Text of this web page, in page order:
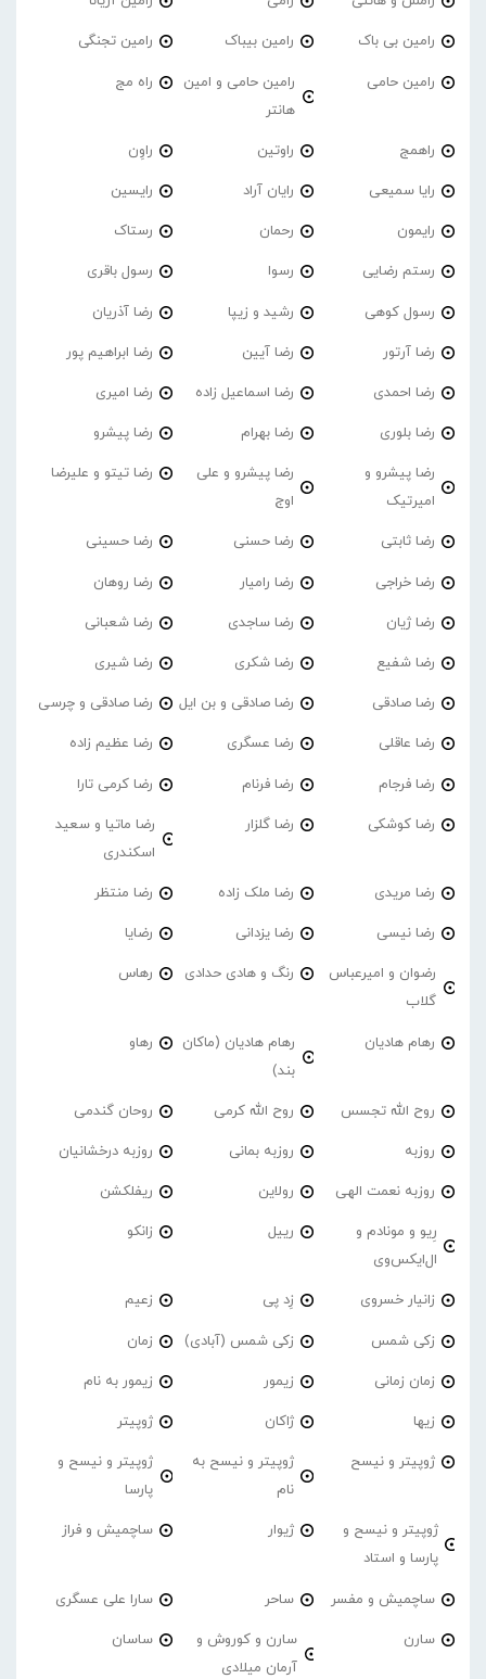
رامین بی باک رامین بیباک رامین تجنگی
رامین حامی
رامین حامی و امین
هانتر
راه مج
راهمج راوتین راوِن
رایا سمیعی رایان آراد رایسین
رایمون رحمان رستاک
رستم رضایی رسوا رسول باقری
رسول کوهی رشید و زیپا رضا آذریان
رضا آرتور رضا آیین رضا ابراهیم پور
رضا احمدی رضا اسماعیل زاده رضا امیری
رضا بلوری رضا بهرام رضا پیشرو
رضا پیشرو و
امیرتیک
رضا پیشرو و علی
اوج
رضا تیتو و علیرضا
رضا ثابتی رضا حسنی رضا حسینی
رضا خراجی رضا رامیار رضا روهان
رضا ژیان رضا ساجدی رضا شعبانی
رضا شفیع رضا شکری رضا شیری
رضا صادقی رضا صادقی و بن ایل رضا صادقی و چرسی
رضا عاقلی رضا عسگری رضا عظیم زاده
رضا فرجام رضا فرنام رضا کرمی تارا
رضا کوشکی رضا گلزار
رضا ماتیا و سعید
اسکندری
رضا مریدی رضا ملک زاده رضا منتظر
رضا نیسی رضا یزدانی رضایا
رضوان و امیرعباس
گلاب
رنگ و هادی حدادی رهاس
رهام هادیان
رهام هادیان (ماکان
بند)
رهاو
روح الله تجسس روح الله کرمی روحان گندمی
روزبه روزبه بمانی روزبه درخشانیان
روزبه نعمت الهی رولاین ریفلکشن
رِیو و مونادم و
ال‌ایکس‌وی
رییل زانکو
زانیار خسروی زِد پی زعیم
زکی شمس زکی شمس (آبادی) زمان
زمان زمانی زیمور زیمور به نام
زیها ژاکان ژوپیتر
ژوپیتر و نیسح
ژوپیتر و نیسح به
نام
ژوپیتر و نیسح و
پارسا
ژوپیتر و نیسح و
پارسا و استاد
ژیوار ساچمیش و فراز
ساچمیش و مفسر ساحر سارا علی عسگری
سارن
سارن و کوروش و
آرمان میلادی
ساسان